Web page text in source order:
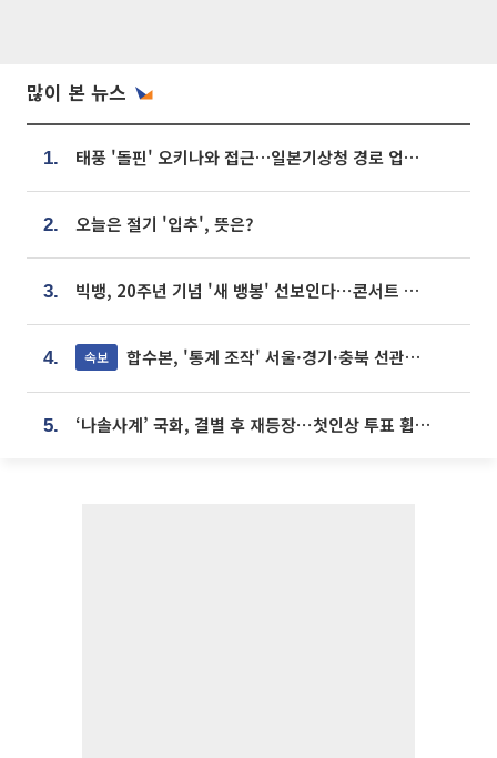
많이 본 뉴스
1. 태풍 '돌핀' 오키나와 접근…일본기상청 경로 업데이트
2. 오늘은 절기 '입추', 뜻은?
3. 빅뱅, 20주년 기념 '새 뱅봉' 선보인다⋯콘서트 앞두고 팝업 개최
4. 속보 합수본, '통계 조작' 서울·경기·충북 선관위 등 추가 압수수색
5. ‘나솔사계’ 국화, 결별 후 재등장⋯첫인상 투표 휩쓸고 ‘인기녀’ 등극